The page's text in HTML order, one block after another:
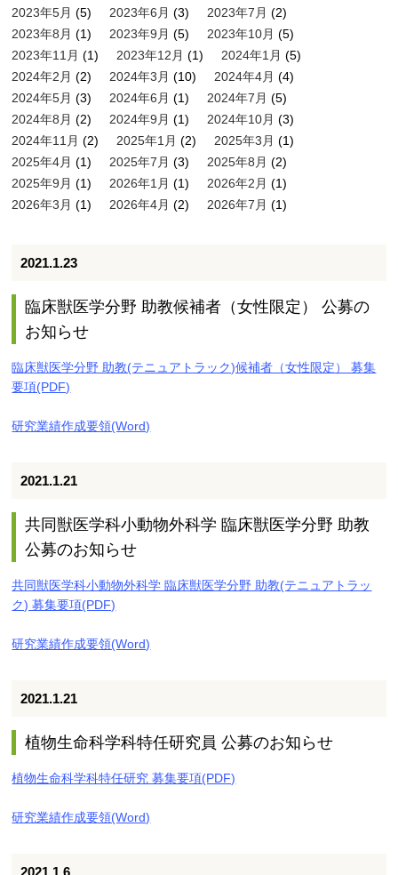
2023年5月 (5) 2023年6月 (3) 2023年7月 (2)
2023年8月 (1) 2023年9月 (5) 2023年10月 (5)
2023年11月 (1) 2023年12月 (1) 2024年1月 (5)
2024年2月 (2) 2024年3月 (10) 2024年4月 (4)
2024年5月 (3) 2024年6月 (1) 2024年7月 (5)
2024年8月 (2) 2024年9月 (1) 2024年10月 (3)
2024年11月 (2) 2025年1月 (2) 2025年3月 (1)
2025年4月 (1) 2025年7月 (3) 2025年8月 (2)
2025年9月 (1) 2026年1月 (1) 2026年2月 (1)
2026年3月 (1) 2026年4月 (2) 2026年7月 (1)
2021.1.23
臨床獣医学分野 助教候補者（女性限定） 公募の
お知らせ
臨床獣医学分野 助教(テニュアトラック)候補者（女性限定） 募集
要項(PDF)
研究業績作成要領(Word)
2021.1.21
共同獣医学科小動物外科学 臨床獣医学分野 助教
公募のお知らせ
共同獣医学科小動物外科学 臨床獣医学分野 助教(テニュアトラッ
ク) 募集要項(PDF)
研究業績作成要領(Word)
2021.1.21
植物生命科学科特任研究員 公募のお知らせ
植物生命科学科特任研究 募集要項(PDF)
研究業績作成要領(Word)
2021.1.6